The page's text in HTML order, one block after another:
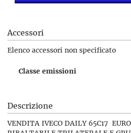
Accessori
Elenco accessori non specificato
Classe emissioni
Descrizione
VENDITA IVECO DAILY 65C17 EURO